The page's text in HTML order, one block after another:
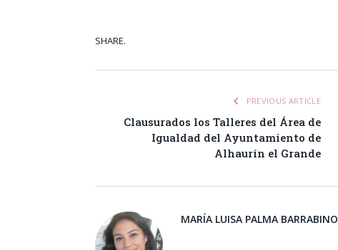
SHARE.
PREVIOUS ARTICLE
Clausurados los Talleres del Área de
Igualdad del Ayuntamiento de
Alhaurín el Grande
MARÍA LUISA PALMA BARRABINO